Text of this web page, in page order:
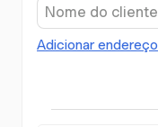
Adicionar endereço